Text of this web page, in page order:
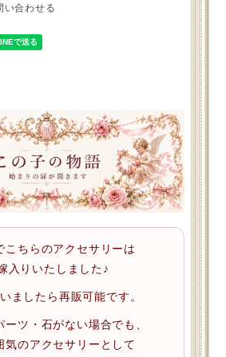
い合わせる
こちらのアクセサリーは
入りいたしました♪
ましたら再販可能です。
ーツ・石がない場合でも、
気のアクセサリーとして